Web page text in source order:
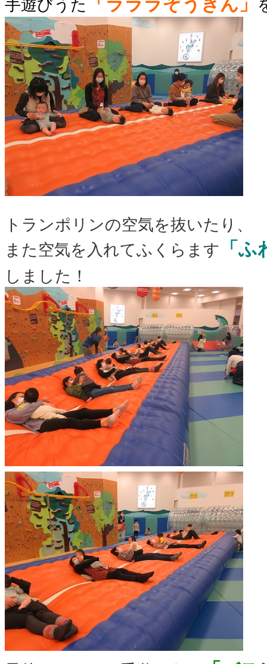
手遊びうた
「ラララぞうきん」
トランポリンの空気を抜いたり、
また空気を入れてふくらます
「
しました！